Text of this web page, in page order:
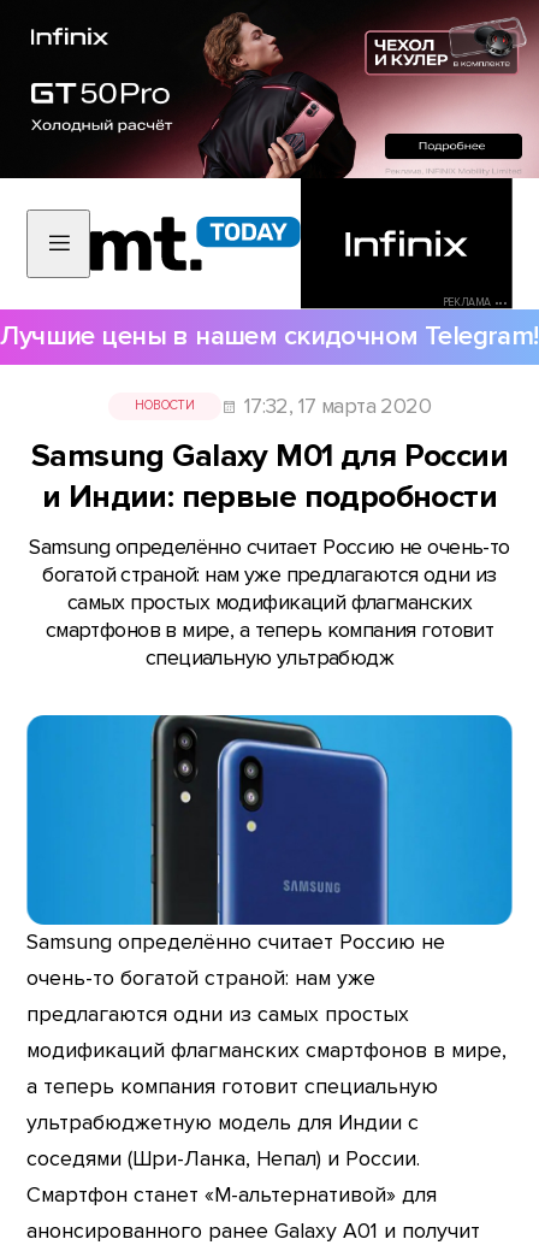
РЕКЛАМА •••
Лучшие цены в нашем скидочном Telegram!
НОВОСТИ 17:32, 17 марта 2020
Samsung Galaxy M01 для России
и Индии: первые подробности
Samsung определённо считает Россию не очень-то
богатой страной: нам уже предлагаются одни из
самых простых модификаций флагманских
смартфонов в мире, а теперь компания готовит
специальную ультрабюдж
Samsung определённо считает Россию не
очень-то богатой страной: нам уже
предлагаются одни из самых простых
модификаций флагманских смартфонов в мире,
а теперь компания готовит специальную
ультрабюджетную модель для Индии с
соседями (Шри-Ланка, Непал) и России.
Смартфон станет «М-альтернативой» для
анонсированного ранее Galaxy A01 и получит